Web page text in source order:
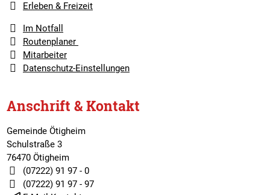
Erleben & Freizeit
Im Notfall
Routenplaner
Mitarbeiter
Datenschutz-Einstellungen
Anschrift & Kontakt
Gemeinde Ötigheim
Schulstraße 3
76470 Ötigheim
(07222) 91 97 - 0
(07222) 91 97 - 97